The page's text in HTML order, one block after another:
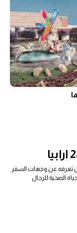
ان تعرفه عن وجهات السفر
الصحية للرجال